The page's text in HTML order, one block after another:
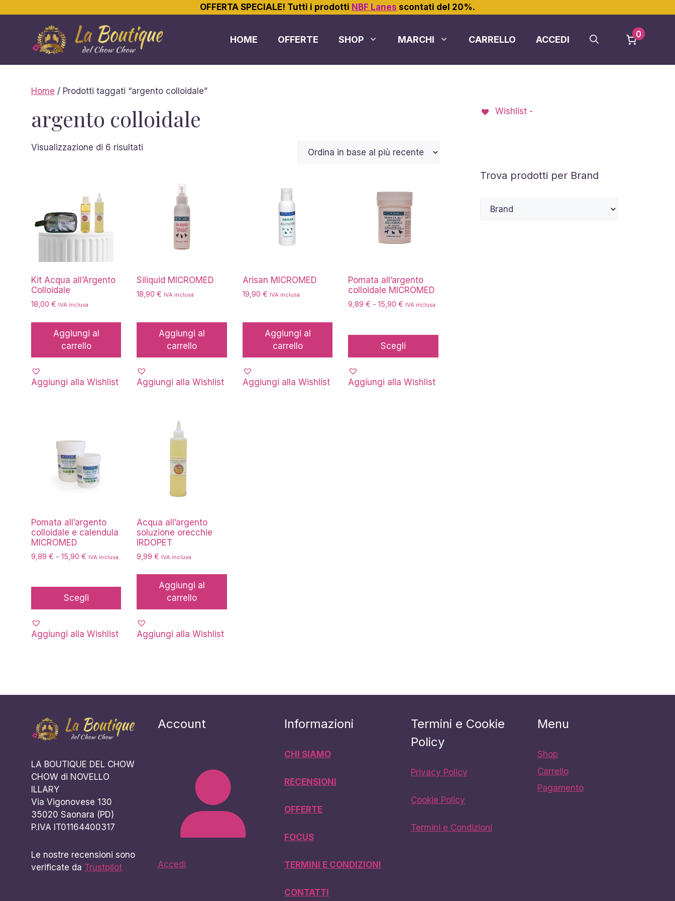
OFFERTA SPECIALE! Tutti i prodotti NBF Lanes scontati del 20%.
contenuto
HOME OFFERTE SHOP MARCHI CARRELLO ACCEDI
0
Home / Prodotti taggati “argento colloidale”
argento colloidale
Visualizzazione di 6 risultati
Kit Acqua all’Argento
Colloidale
18,00 € IVA inclusa
Aggiungi al
carrello
Aggiungi alla Wishlist
Siliquid MICROMED
18,90€ IVA inclusa
Aggiungi al
carrello
Aggiungi alla Wishlist
Arisan MICROMED
19,90 € IVA inclusa
Aggiungi al
carrello
Aggiungi alla Wishlist
Pomata all’argento
colloidale MICROMED
9,89€ - 15,90€ Fascia
da
9,89 €
a
IVA inclusa
Scegli
prodotto
essere
scelte
nella
prodotto
Aggiungi alla Wishlist
Pomata all’argento
colloidale e calendula
MICROMED
9,89 € - 15,90 € Fascia
da
9,89 €
a
IVA inclusa
Scegli
varianti.
essere
scelte
nella
pagina
Aggiungi alla Wishlist
Acqua all’argento
soluzione orecchie
IRDOPET
9,99€ IVA inclusa
Aggiungi al
carrello
Aggiungi alla Wishlist
Wishlist -
Trova prodotti per Brand
LA BOUTIQUE DEL CHOW
CHOW di NOVELLO
ILLARY
Via Vigonovese 130
35020 Saonara (PD)
P.IVA IT01164400317
Le nostre recensioni sono
verificate da Trustpilot
Account
Accedi
Informazioni
CHI SIAMO
RECENSIONI
OFFERTE
FOCUS
TERMINI E CONDIZIONI
CONTATTI
Termini e Cookie
Policy
Privacy Policy
Cookie Policy
Termini e Condizioni
Menu
Shop
Carrello
Pagamento